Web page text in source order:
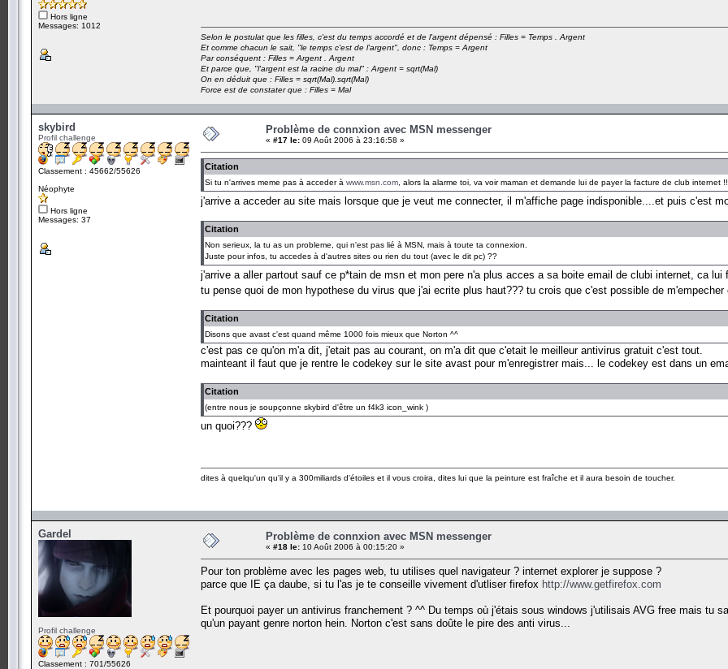
Hors ligne
Messages: 1012
Selon le postulat que les filles, c'est du temps accordé et de l'argent dépensé : Filles = Temps . Argent
Et comme chacun le sait, "le temps c'est de l'argent", donc : Temps = Argent
Par conséquent : Filles = Argent . Argent
Et parce que, "l'argent est la racine du mal" : Argent = sqrt(Mal)
On en déduit que : Filles = sqrt(Mal).sqrt(Mal)
Force est de constater que : Filles = Mal
skybird
Profil challenge
Classement : 45662/55626
Néophyte
Hors ligne
Messages: 37
Problème de connxion avec MSN messenger
« #17 le: 09 Août 2006 à 23:16:58 »
Citation
Si tu n'arrives meme pas à acceder à www.msn.com , alors la alarme toi, va voir maman et demande lui de payer la facture de club internet !!
j'arrive a acceder au site mais lorsque que je veut me connecter, il m'affiche page indisponible....et puis c'est
Citation
Non serieux, la tu as un probleme, qui n'est pas lié à MSN, mais à toute ta connexion.
Juste pour infos, tu accedes à d'autres sites ou rien du tout (avec le dit pc) ??
j'arrive a aller partout sauf ce p*tain de msn et mon pere n'a plus acces a sa boite email de clubi internet, ca lui
tu pense quoi de mon hypothese du virus que j'ai ecrite plus haut??? tu crois que c'est possible de
Citation
Disons que avast c'est quand même 1000 fois mieux que Norton ^^
c'est pas ce qu'on m'a dit, j'etait pas au courant, on m'a dit que c'etait le meilleur antivirus gratuit c'est tout.
mainteant il faut que je rentre le codekey sur le site avast pour m'enregistrer mais... le codekey est dans un
Citation
(entre nous je soupçonne skybird d'être un f4k3 icon_wink )
un quoi???
dites à quelqu'un qu'il y a 300miliards d'étoiles et il vous croira, dites lui que la peinture est fraîche et il aura besoin de toucher.
Gardel
Profil challenge
Classement : 701/55626
Problème de connxion avec MSN messenger
« #18 le: 10 Août 2006 à 00:15:20 »
Pour ton problème avec les pages web, tu utilises quel navigateur ? internet explorer je suppose ?
parce que IE ça daube, si tu l'as je te conseille vivement d'utliser firefox http://www.getfirefox.com
Et pourquoi payer un antivirus franchement ? ^^ Du temps où j'étais sous windows j'utilisais AVG free mais tu
qu'un payant genre norton hein. Norton c'est sans doûte le pire des anti virus...